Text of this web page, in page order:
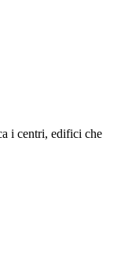
i centri, edifici che